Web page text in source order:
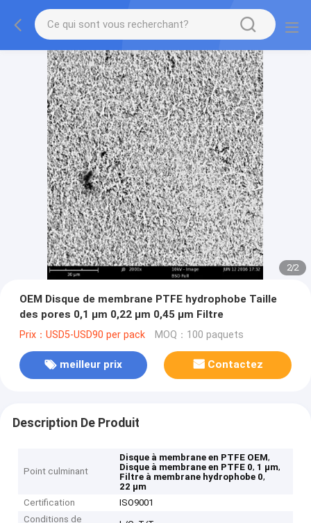
2/2
OEM Disque de membrane PTFE hydrophobe Taille
des pores 0,1 μm 0,22 μm 0,45 μm Filtre
Prix：USD5-USD90 per pack MOQ：100 paquets
meilleur prix Contactez
Description De Produit
Point culminant
Disque à membrane en PTFE OEM,
Disque à membrane en PTFE 0, 1 μm,
Filtre à membrane hydrophobe 0,
22 μm
Certification
ISO9001
Conditions de